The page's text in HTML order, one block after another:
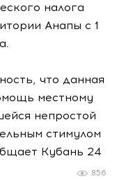
налога
Анапы с 1
что данная
местному
непростой
стимулом
Кубань 24
856